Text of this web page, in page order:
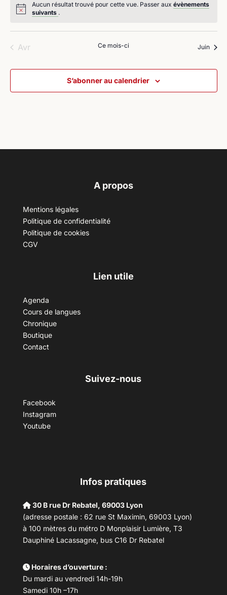
Aucun résultat trouvé pour cette vue. Passer aux évènements
suivants .
Avr Ce mois-ci Juin
S’abonner au calendrier
A propos
Mentions légales
Politique de confidentialité
Politique de cookies
CGV
Lien utile
Agenda
Cours de langues
Chronique
Boutique
Contact
Suivez-nous
Facebook
Instagram
Youtube
Infos pratiques
30 B rue Dr Rebatel, 69003 Lyon
(adresse postale : 62 rue St Maximin, 69003 Lyon)
à 100 mètres du métro D Monplaisir Lumière, T3
Dauphiné Lacassagne, bus C16 Dr Rebatel
Horaires d’ouverture :
Du mardi au vendredi 14h-19h
Samedi 10h –17h